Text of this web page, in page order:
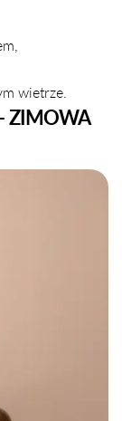
wietrze.
ZIMOWA